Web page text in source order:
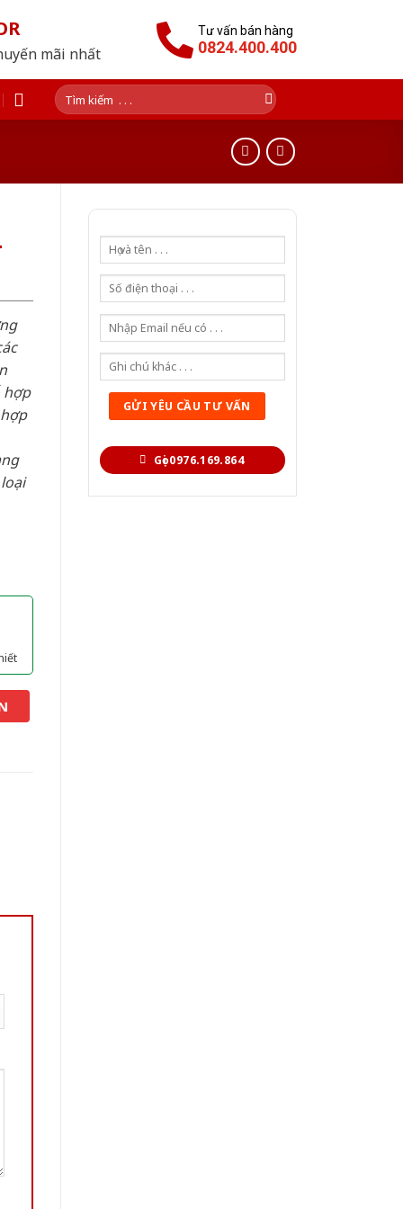
mãi nhất
Tư vấn bán hàng
0824.400.400
Tìm
kiếm:
Gọi 0976.169.864
hợp